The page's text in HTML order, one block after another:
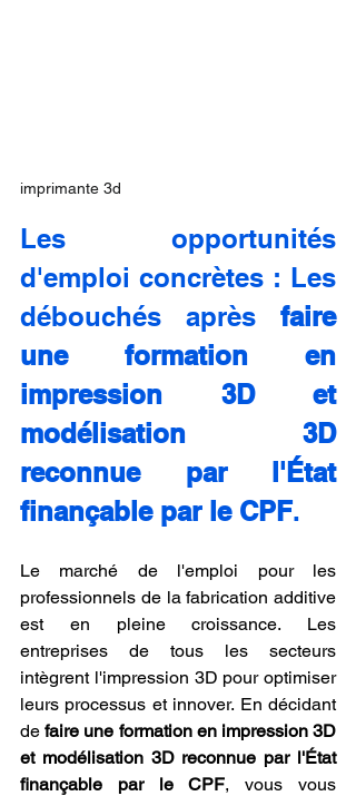
imprimante 3d
Les opportunités
d'emploi concrètes : Les
débouchés après faire
une formation en
impression 3D et
modélisation 3D
reconnue par l'État
finançable par le CPF.
Le marché de l'emploi pour les
professionnels de la fabrication additive
est en pleine croissance. Les
entreprises de tous les secteurs
intègrent l'impression 3D pour optimiser
leurs processus et innover. En décidant
de faire une formation en impression 3D
et modélisation 3D reconnue par l'État
finançable par le CPF, vous vous